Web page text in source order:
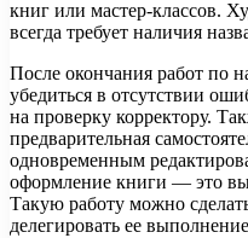
книг или мастер-классов.
всегда требует наличия
После окончания работ по
убедиться в отсутствии
на проверку корректору.
предварительная
одновременным
оформление книги — это
Такую работу можно
делегировать ее